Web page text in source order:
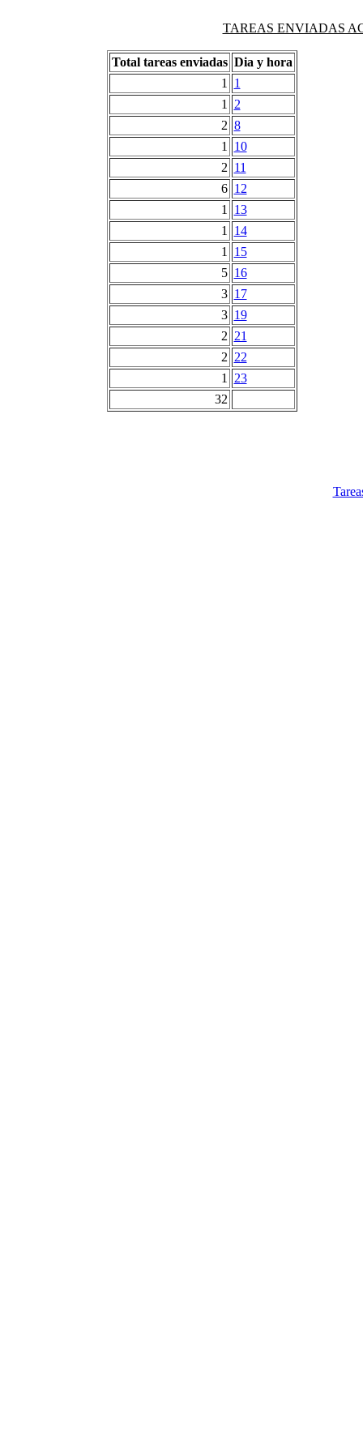
TAREAS ENVIADAS
Total tareas enviadas Dia y hora
1
1
1
2
2 8
1
10
2 11
6 12
1
13
1
14
1
15
5 16
3 17
3 19
2 21
2 22
1
23
32